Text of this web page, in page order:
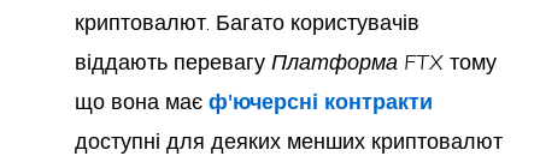
криптовалют. Багато користувачів
віддають перевагуПлатформа FTX тому
що вона маєф'ючерсні контракти
доступні для деяких менших криптовалют